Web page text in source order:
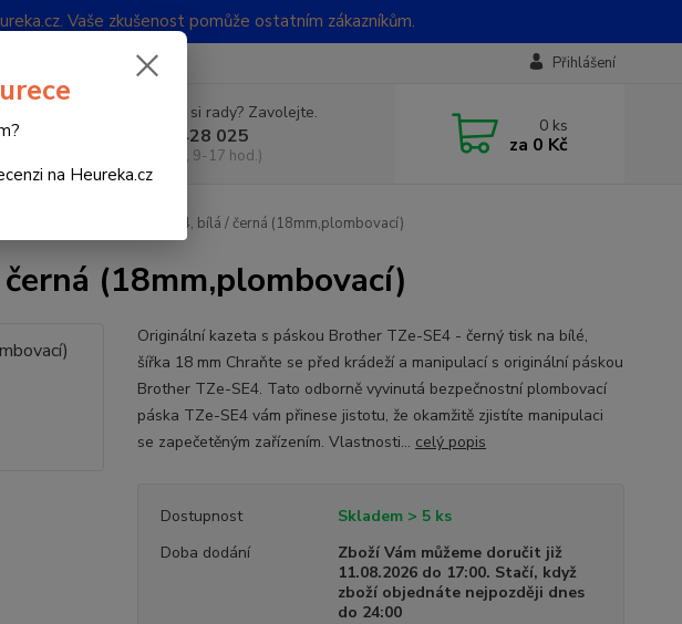
Vaše zkušenost pomůže ostatním zákazníkům.
Přihlášení
Nevíte si rady? Zavolejte.
732 428 025
(Po-Pá, 9-17 hod.)
0 ks
za 0 Kč
Brother - TZe-SE4, bílá / černá (18mm,plombovací)
(18mm,plombovací)
Originální kazeta s páskou Brother TZe-SE4 - černý tisk na bílé,
šířka 18 mm Chraňte se před krádeží a manipulací s originální páskou
Brother TZe-SE4. Tato odborně vyvinutá bezpečnostní plombovací
páska TZe-SE4 vám přinese jistotu, že okamžitě zjistíte manipulaci
se zapečetěným zařízením. Vlastnosti... celý popis
Dostupnost
Skladem > 5 ks
Doba dodání
Zboží Vám můžeme doručit již
11.08.2026 do 17:00. Stačí, když
zboží objednáte nejpozději dnes
do 24:00
na Heureka.cz